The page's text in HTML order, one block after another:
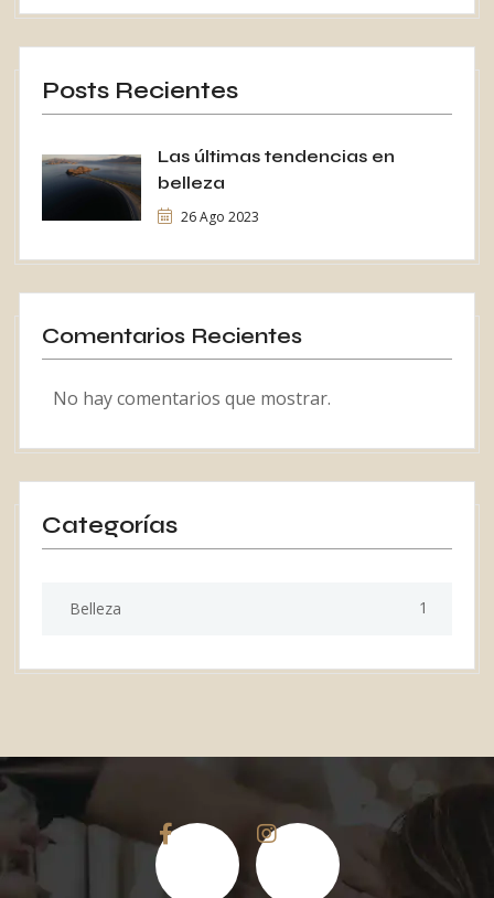
Posts Recientes
Las últimas tendencias en
belleza
26 Ago 2023
Comentarios Recientes
No hay comentarios que mostrar.
Categorías
Belleza 1